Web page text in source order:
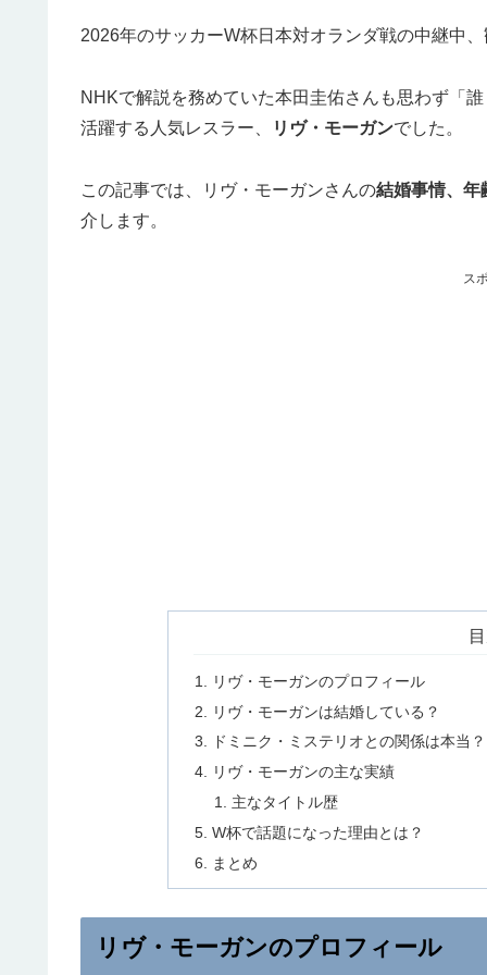
2026年のサッカーW杯日本対オランダ戦の中継中
NHKで解説を務めていた本田圭佑さんも思わず「
活躍する人気レスラー、
リヴ・モーガンでした。
この記事では、リヴ・モーガンさんの結婚事情、年
介します。
ス
リヴ・モーガンのプロフィール
リヴ・モーガンは結婚している？
ドミニク・ミステリオとの関係は本当？
リヴ・モーガンの主な実績
主なタイトル歴
W杯で話題になった理由とは？
まとめ
リヴ・モーガンのプロフィール